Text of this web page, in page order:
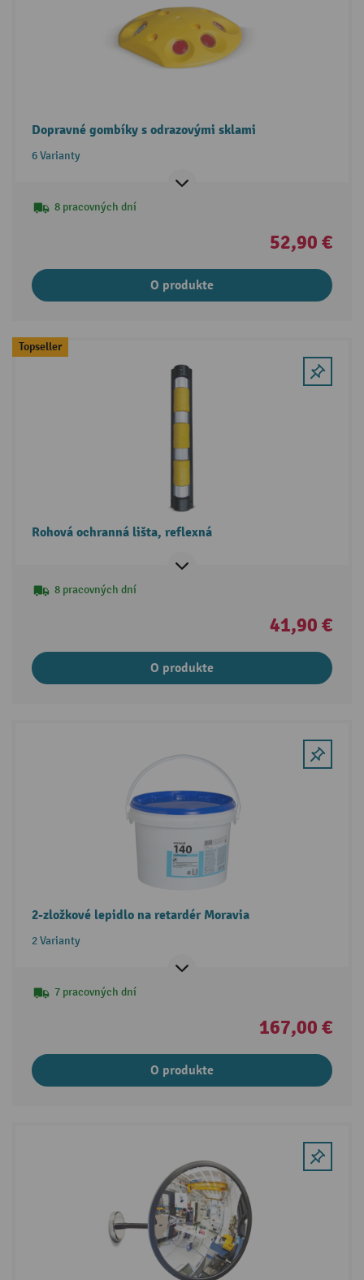
Dopravné gombíky s odrazovými sklami
6 Varianty
8 pracovných dní
52,90 €
O produkte
Topseller
Rohová ochranná lišta, reflexná
8 pracovných dní
41,90 €
O produkte
2-zložkové lepidlo na retardér Moravia
2 Varianty
7 pracovných dní
167,00 €
O produkte